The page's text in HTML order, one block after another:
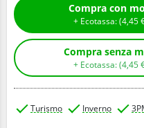
+ Ecotassa: (4,45
+ Ecotassa: (4,45
Turismo Inverno